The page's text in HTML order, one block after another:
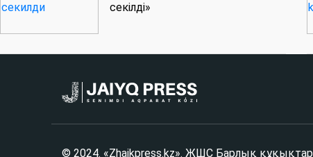
секілді»
© 2024. «Zhaikpress.kz». ЖШС Барлық құқықтар